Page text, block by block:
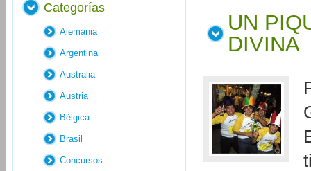
UN
DIVINA
Categorías
Alemania
Argentina
Australia
Austria
Bélgica
Brasil
Concursos